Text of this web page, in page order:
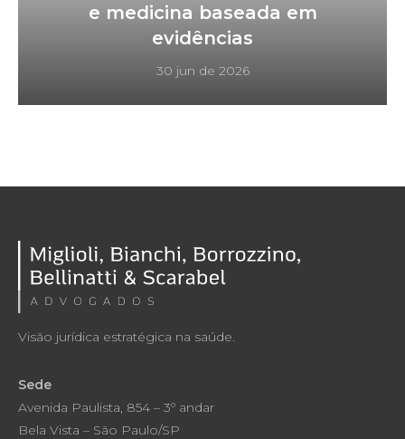
e medicina baseada em
evidências
30 jun de 2026
Visão jurídica estratégica na saúde.
Sede
Avenida Paulista, 854 – 3º andar
Bela Vista – São Paulo/SP